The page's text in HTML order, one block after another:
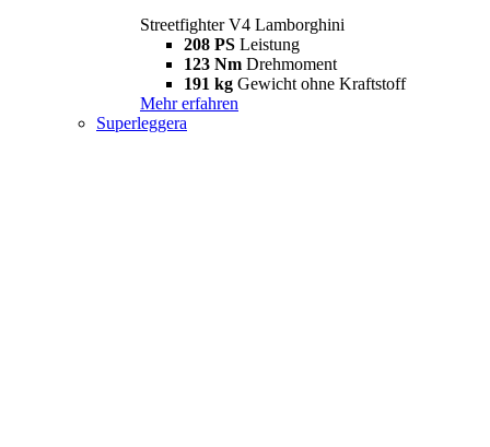
Streetfighter V4 Lamborghini
208 PS Leistung
123 Nm Drehmoment
191 kg Gewicht ohne Kraftstoff
Mehr erfahren
Superleggera